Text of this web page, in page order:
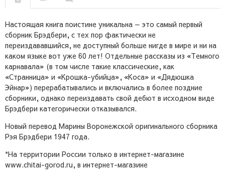
Настоящая книга поистине уникальна — это самый первый
сборник Брэдбери, с тех пор фактически не
переиздававшийся, не доступный больше нигде в мире и ни на
каком языке вот уже 60 лет! Отдельные рассказы из «Темного
карнавала» (в том числе такие классические, как
«Странница» и «Крошка-убийца», «Коса» и «Дядюшка
Эйнар») перерабатывались и включались в более поздние
сборники, однако переиздавать свой дебют в исходном виде
Брэдбери категорически отказывался.
Новый перевод Марины Воронежской оригинального сборника
Рэя Брэдбери 1947 года.
*На территории России только в интернет-магазине
www.chitai-gorod.ru, в интернет-магазине